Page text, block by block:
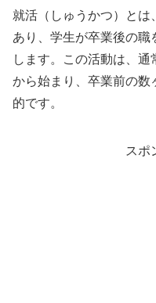
就活（しゅうかつ）と
あり、学生が卒業後の職
します。この活動は、
から始まり、卒業前の数
的です。
スポ